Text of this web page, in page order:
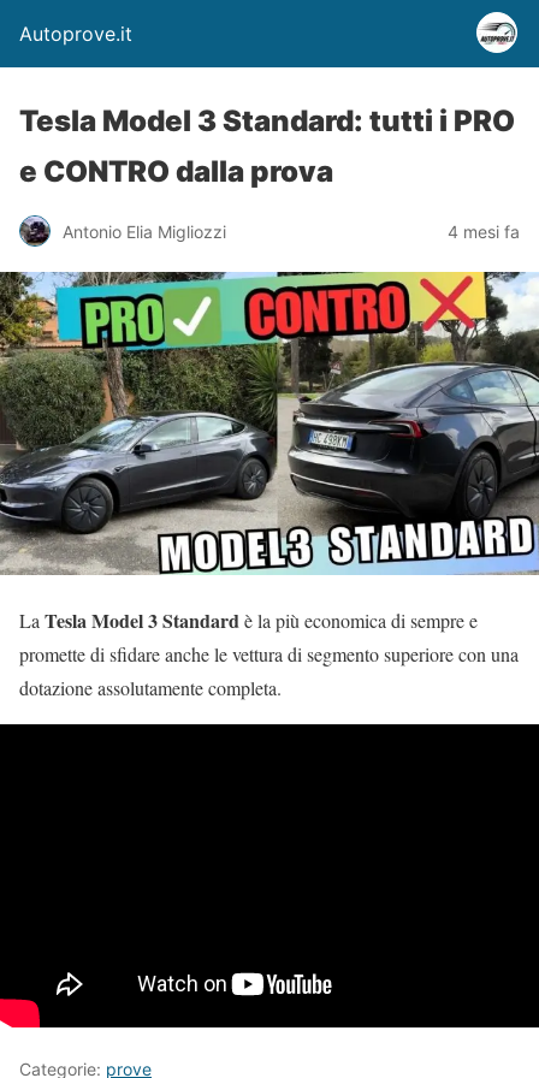
Autoprove.it
Tesla Model 3 Standard: tutti i PRO
e CONTRO dalla prova
Antonio Elia Migliozzi 4 mesi fa
LaTesla Model 3 Standardè la più economica di sempre e
promette di sfidare anche le vettura di segmento superiore con una
dotazione assolutamente completa.
Categorie: prove